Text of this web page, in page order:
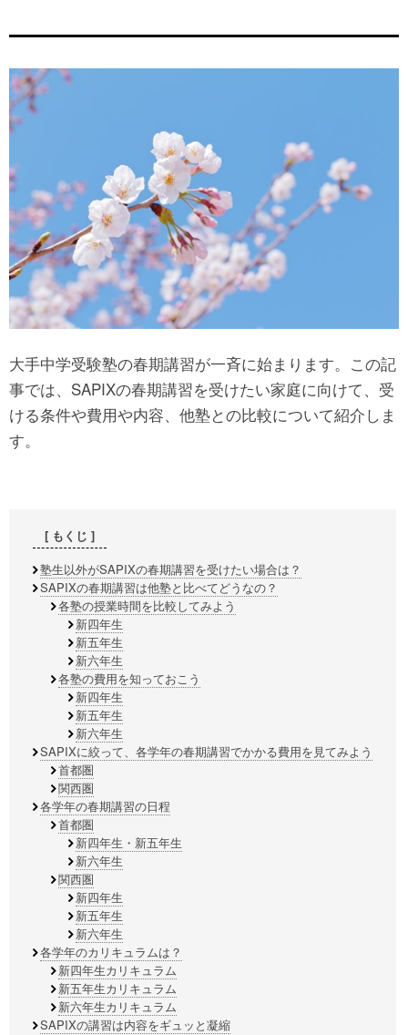
大手中学受験塾の春期講習が一斉に始まります。この記
事では、SAPIXの春期講習を受けたい家庭に向けて、受
ける条件や費用や内容、他塾との比較について紹介しま
す。
塾生以外がSAPIXの春期講習を受けたい場合は？
SAPIXの春期講習は他塾と比べてどうなの？
各塾の授業時間を比較してみよう
新四年生
新五年生
新六年生
各塾の費用を知っておこう
新四年生
新五年生
新六年生
SAPIXに絞って、各学年の春期講習でかかる費用を見てみよう
首都圏
関西圏
各学年の春期講習の日程
首都圏
新四年生・新五年生
新六年生
関西圏
新四年生
新五年生
新六年生
各学年のカリキュラムは？
新四年生カリキュラム
新五年生カリキュラム
新六年生カリキュラム
SAPIXの講習は内容をギュッと凝縮